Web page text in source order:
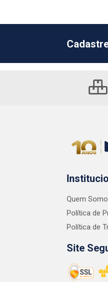
Quem
Política de
Política de
Site